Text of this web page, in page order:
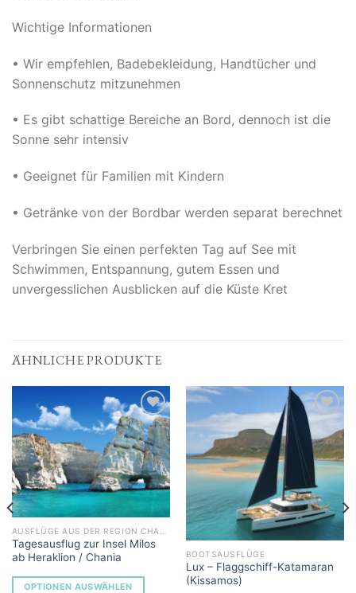
Wichtige Informationen
• Wir empfehlen, Badebekleidung, Handtücher und
Sonnenschutz mitzunehmen
• Es gibt schattige Bereiche an Bord, dennoch ist die
Sonne sehr intensiv
• Geeignet für Familien mit Kindern
• Getränke von der Bordbar werden separat berechnet
Verbringen Sie einen perfekten Tag auf See mit
Schwimmen, Entspannung, gutem Essen und
unvergesslichen Ausblicken auf die Küste Kret
ÄHNLICHE PRODUKTE
Add to
Wishlist
Tagesausflug zur Insel Milos
ab Heraklion / Chania
OPTIONEN AUSWÄHLEN
Add to
Wishlist
BOOTSAUSFLÜGE
Lux – Flaggschiff-Katamaran
(Kissamos)